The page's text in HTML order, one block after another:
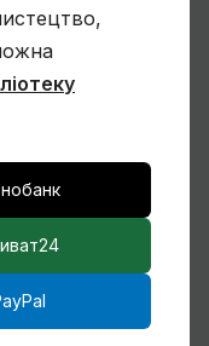
про
і його